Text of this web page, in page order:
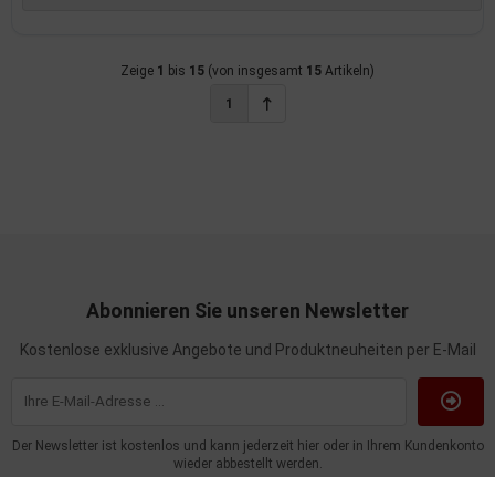
Zeige 1 bis 15 (von insgesamt 15 Artikeln)
1
Abonnieren Sie unseren Newsletter
Kostenlose exklusive Angebote und Produktneuheiten per E-Mail
Der Newsletter ist kostenlos und kann jederzeit hier oder in Ihrem Kundenkonto
wieder abbestellt werden.